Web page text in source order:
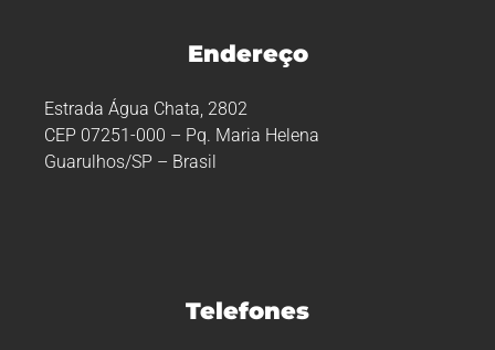
Endereço
Estrada Água Chata, 2802
CEP 07251-000 – Pq. Maria Helena
Guarulhos/SP – Brasil
Telefones